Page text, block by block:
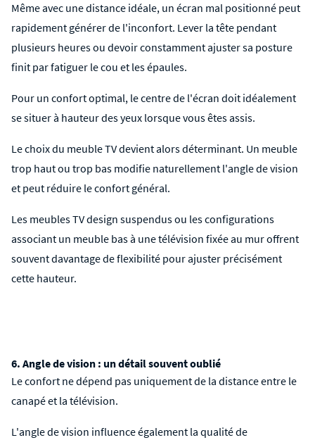
Même avec une distance idéale, un écran mal positionné peut
rapidement générer de l'inconfort. Lever la tête pendant
plusieurs heures ou devoir constamment ajuster sa posture
finit par fatiguer le cou et les épaules.
Pour un confort optimal, le centre de l'écran doit idéalement
se situer à hauteur des yeux lorsque vous êtes assis.
Le choix du meuble TVdevient alors déterminant. Un meuble
trop haut ou trop bas modifie naturellement l'angle de vision
et peut réduire le confort général.
Les meubles TV design suspendusou les configurations
associant un meuble bas à une télévision fixée au mur offrent
souvent davantage de flexibilité pour ajuster précisément
cette hauteur.
6. Angle de vision : un détail souvent oublié
Le confort ne dépend pas uniquement de la distance entre le
canapé et la télévision.
L'angle de vision influence également la qualité de